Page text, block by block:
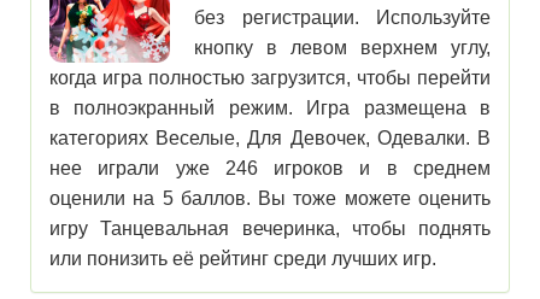
без регистрации. Используйте
кнопку в левом верхнем углу,
когда игра полностью загрузится, чтобы перейти
в полноэкранный режим. Игра размещена в
категориях Веселые, Для Девочек, Одевалки. В
нее играли уже 246 игроков и в среднем
оценили на 5 баллов. Вы тоже можете оценить
игру Танцевальная вечеринка, чтобы поднять
или понизить её рейтинг среди лучших игр.